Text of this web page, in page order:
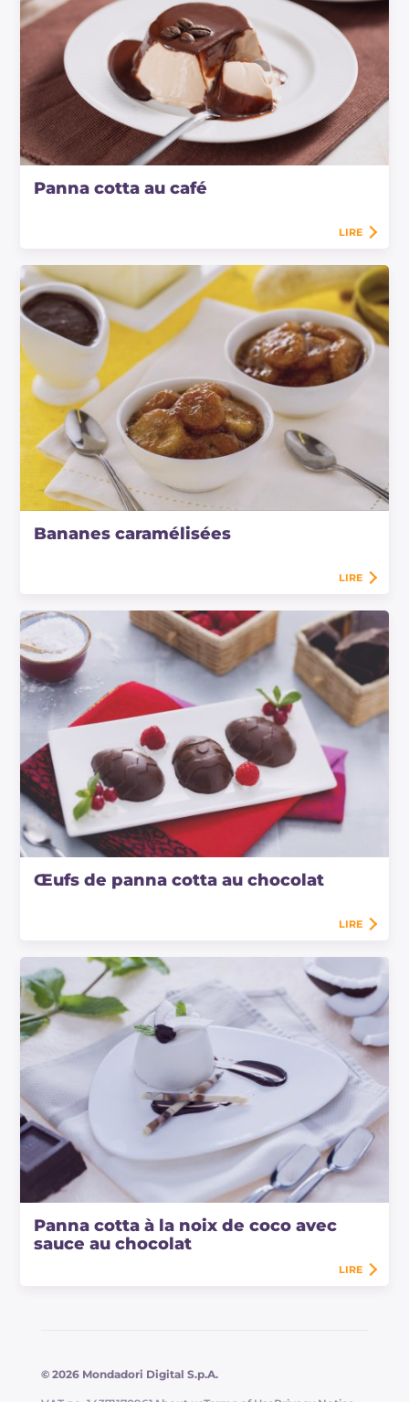
Panna cotta au café
LIRE
Bananes caramélisées
LIRE
Œufs de panna cotta au chocolat
LIRE
Panna cotta à la noix de coco avec
sauce au chocolat
LIRE
© 2026 Mondadori Digital S.p.A.